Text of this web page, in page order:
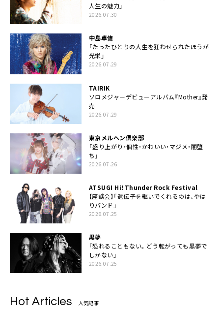
人生の魅力」
2026.07.30
中島卓偉
「たったひとりの人生を狂わせられたほうが
光栄」
2026.07.29
TAIRIK
ソロメジャーデビューアルバム『Mother』発
売
2026.07.29
東京メルヘン倶楽部
「盛り上がり・個性・かわいい・マジメ・闇堕
ち」
2026.07.26
ATSUGI Hi！Thunder Rock Festival
【座談会】「遺伝子を継いでくれるのは、やは
りバンド」
2026.07.25
黒夢
「恐れることもない。どう転がっても黒夢で
しかない」
2026.07.25
Hot Articles 人気記事